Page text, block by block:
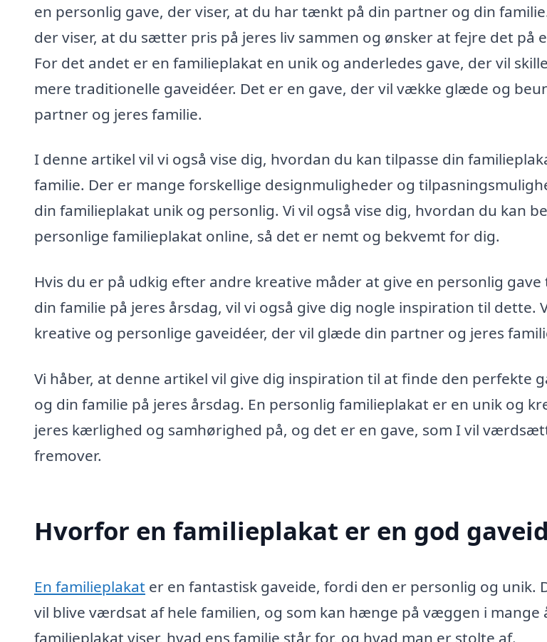
en personlig gave, der viser, at du har tænkt på din partner og din
der viser, at du sætter pris på jeres liv sammen og ønsker at fejre det på
For det andet er en familieplakat en unik og anderledes gave, der vil
mere traditionelle gaveidéer. Det er en gave, der vil vække glæde og
partner og jeres familie.
I denne artikel vil vi også vise dig, hvordan du kan tilpasse din
familie. Der er mange forskellige designmuligheder og
din familieplakat unik og personlig. Vi vil også vise dig, hvordan du kan
personlige familieplakat online, så det er nemt og bekvemt for dig.
Hvis du er på udkig efter andre kreative måder at give en personlig
din familie på jeres årsdag, vil vi også give dig nogle inspiration til dette.
kreative og personlige gaveidéer, der vil glæde din partner og jeres
Vi håber, at denne artikel vil give dig inspiration til at finde den perfekte
og din familie på jeres årsdag. En personlig familieplakat er en unik og
jeres kærlighed og samhørighed på, og det er en gave, som I vil
fremover.
Hvorfor en familieplakat er en god
En familieplakat er en fantastisk gaveide, fordi den er personlig og unik.
vil blive værdsat af hele familien, og som kan hænge på væggen i mange
familieplakat viser, hvad ens familie står for, og hvad man er stolte af.